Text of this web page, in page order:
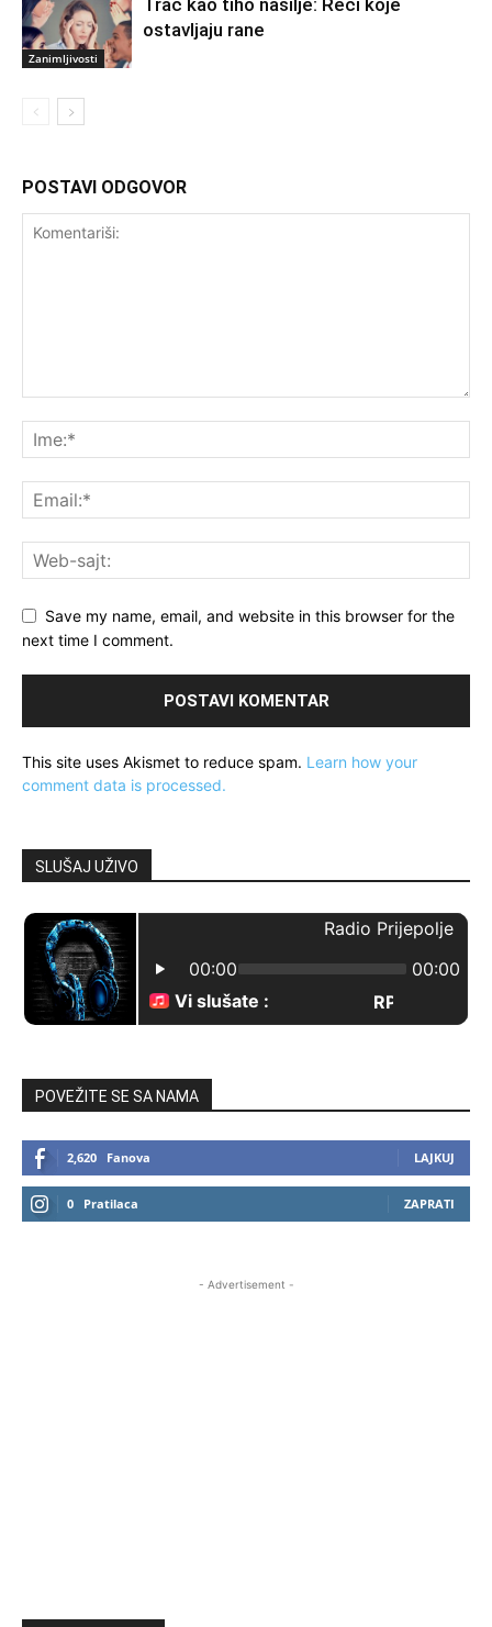
Zanimljivosti
ostavljaju rane
POSTAVI ODGOVOR
Save my name, email, and website in this browser for the
next time I comment.
This site uses Akismet to reduce spam. Learn how your
comment data is processed.
SLUŠAJ UŽIVO
POVEŽITE SE SA NAMA
2,620 Fanova LAJKUJ
0 Pratilaca ZAPRATI
- Advertisement -